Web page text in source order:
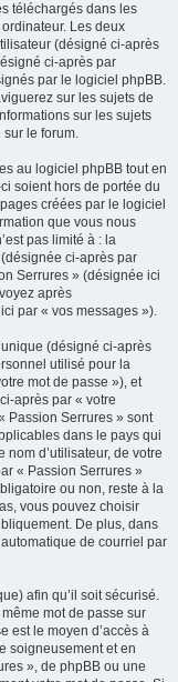
téléchargés dans les
Les deux
(désigné ci-après
ci-après par
par le logiciel phpBB.
sur les sujets de
sur les sujets
le forum.
au logiciel phpBB tout en
soient hors de portée du
créées par le logiciel
que vous nous
pas limité à : la
ci-après par
Serrures » (désignée ici
après
par « vos messages »).
(désigné ci-après
utilisé pour la
mot de passe »), et
après par « votre
Passion Serrures » sont
dans le pays qui
d’utilisateur, de votre
« Passion Serrures »
ou non, reste à la
vous pouvez choisir
De plus, dans
de courriel par
afin qu’il soit sécurisé.
mot de passe sur
est le moyen d’accès à
soigneusement et en
», de phpBB ou une